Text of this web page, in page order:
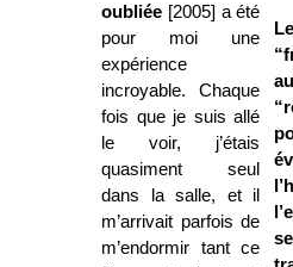
oubliée [2005] a été
pour moi une
expérience
incroyable. Chaque
fois que je suis allé
le voir, j’étais
quasiment seul
dans la salle, et il
m’arrivait parfois de
m’endormir tant ce